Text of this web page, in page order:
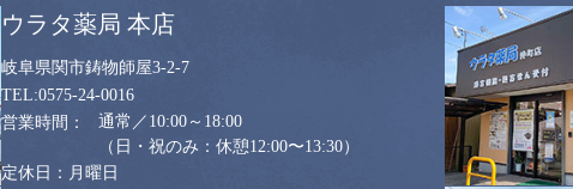
ウラタ薬局 本店
岐阜県関市鋳物師屋3-2-7
0575-24-0016
通常／10:00～18:00
（日・祝のみ：休憩12:00〜13:30）
月曜日